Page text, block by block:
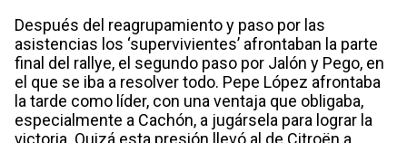
Después del reagrupamiento y paso por las
asistencias los ‘supervivientes’ afrontaban la parte
final del rallye, el segundo paso por Jalón y Pego, en
el que se iba a resolver todo. Pepe López afrontaba
la tarde como líder, con una ventaja que obligaba,
especialmente a Cachón, a jugársela para lograr la
victoria. Quizá esta presión llevó al de Citroën a